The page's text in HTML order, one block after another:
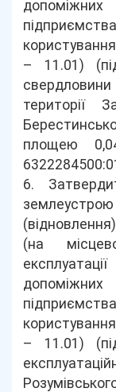
– 11.01)
території
площею
6.
(на
– 11.01)